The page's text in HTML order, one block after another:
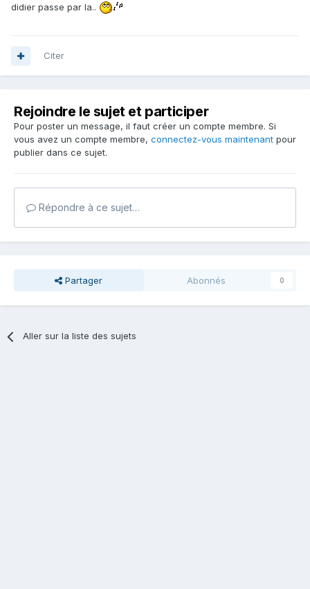
didier passe par la..
Citer
Rejoindre le sujet et participer
Pour poster un message, il faut créer un compte membre. Si
vous avez un compte membre, connectez-vous maintenant pour
publier dans ce sujet.
Répondre à ce sujet…
Partager Abonnés 0
Aller sur la liste des sujets